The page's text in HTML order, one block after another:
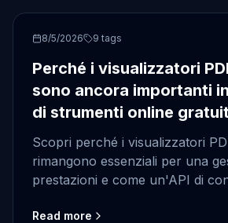
PDF
8/5/2026 9 tags
Perché i visualizzatori
sono ancora importanti
di strumenti online
Scopri perché i visualizzatori
rimangono essenziali per una
prestazioni e come un'API di
Read more